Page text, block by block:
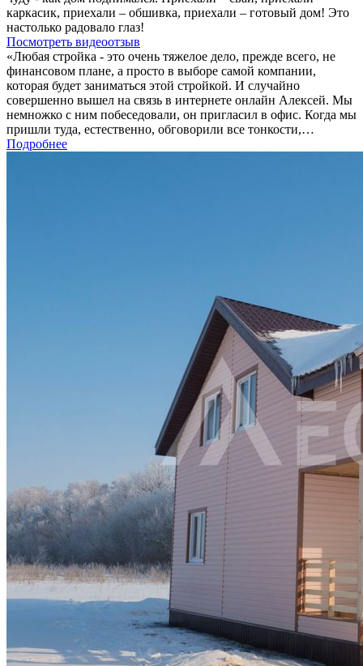
каркасик, приехали – обшивка, приехали – готовый дом! Это
настолько радовало глаз!
Посмотреть видеоотзыв
«Любая стройка - это очень тяжелое дело, прежде всего, не
финансовом плане, а просто в выборе самой компании,
которая будет заниматься этой стройкой. И случайно
совершенно вышел на связь в интернете онлайн Алексей. Мы
немножко с ним побеседовали, он пригласил в офис. Когда мы
пришли туда, естественно, обговорили все тонкости,…
Подробнее